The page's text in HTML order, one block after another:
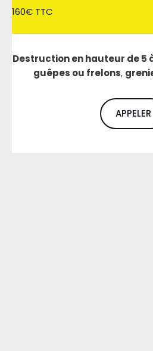
160€ TTC
Destruction en hauteur de 5
guêpes ou frelons,
APPELER